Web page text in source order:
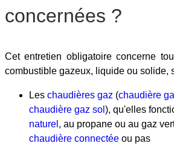
concernées ?
Cet entretien obligatoire concerne
combustible gazeux, liquide ou solide,
Les chaudières gaz (chaudière
chaudière gaz sol ), qu'elles
naturel , au propane ou au gaz
chaudière connectée ou pas